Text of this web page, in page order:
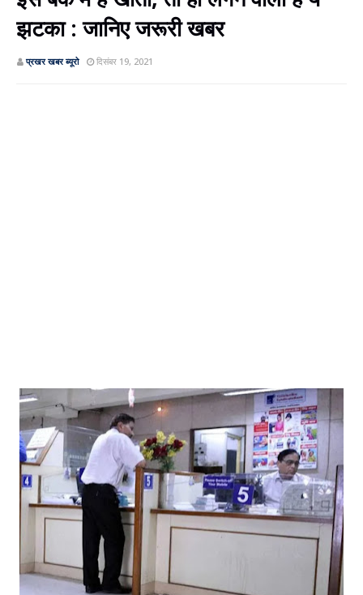
झटका : जानिए जरूरी खबर
प्रखर खबर ब्‍यूरो दिसंबर 19, 2021